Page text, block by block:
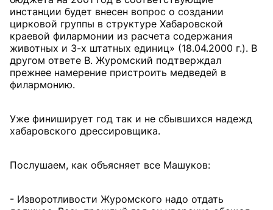
инстанции будет внесен вопрос о создании
цирковой группы в структуре Хабаровской
краевой филармонии из расчета содержания
животных и 3-х штатных единиц» (18.04.2000 г.). В
другом ответе В. Журомский подтверждал
прежнее намерение пристроить медведей в
филармонию.
Уже финиширует год так и не сбывшихся надежд
хабаровского дрессировщика.
Послушаем, как объясняет все Машуков:
- Изворотливости Журомского надо отдать